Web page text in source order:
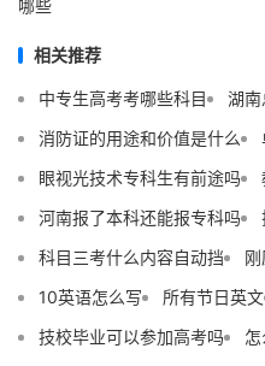
哪些
相关推荐
中专生高考考哪些科目
湖
消防证的用途和价值是什么
眼视光技术专科生有前途吗
河南报了本科还能报专科吗
科目三考什么内容自动挡
10英语怎么写
所有节日英文
技校毕业可以参加高考吗